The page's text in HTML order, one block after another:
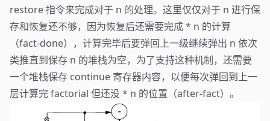
restore 指令来完成对于 n 的处理。这里仅仅对于 n 进行保
存和恢复还不够，因为恢复后还需要完成 * n 的计算
（fact-done），计算完毕后要弹回上一级继续弹出 n 依次
类推直到保存 n 的堆栈为空，为了支持这种机制，还需要
一个堆栈保存 continue 寄存器内容，以便每次弹回到上一
层计算完 factorial 但还没 * n 的位置（after-fact）。